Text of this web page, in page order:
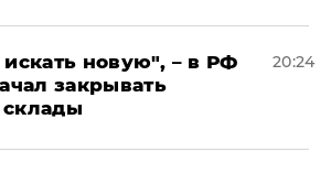
новую", – в РФ
закрывать
склады
20:24